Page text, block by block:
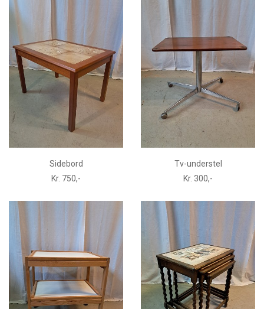
Sidebord
Kr. 750,-
Tv-understel
Kr. 300,-